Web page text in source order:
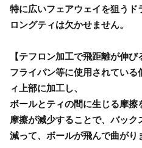
特に広いフェアウェイを狙うド
ロングティは欠かせません。
【テフロン加工で飛距離が伸び
フライパン等に使用されてい
ィ上部に加工し、
ボールとティの間に生じる摩擦
摩擦が減少することで、バッ
減って、ボールが飛んで曲がり